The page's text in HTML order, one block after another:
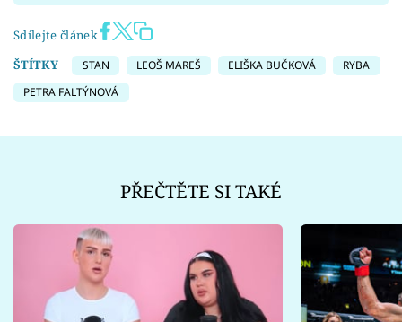
Sdílejte článek
ŠTÍTKY
STAN LEOŠ MAREŠ ELIŠKA BUČKOVÁ
RYBA
PETRA FALTÝNOVÁ
PŘEČTĚTE SI TAKÉ